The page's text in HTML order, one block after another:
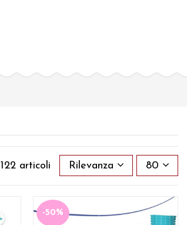
articoli Rilevanza 80
-50%